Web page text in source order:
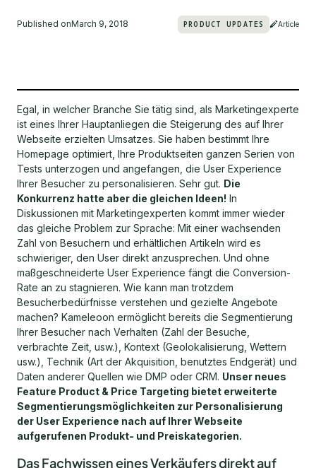
Published onMarch 9, 2018 PRODUCT UPDATES Article
Egal, in welcher Branche Sie tätig sind, als Marketingexperte
ist eines Ihrer Hauptanliegen die Steigerung des auf Ihrer
Webseite erzielten Umsatzes. Sie haben bestimmt Ihre
Homepage optimiert, Ihre Produktseiten ganzen Serien von
Tests unterzogen und angefangen, die User Experience
Ihrer Besucher zu personalisieren. Sehr gut. Die
Konkurrenz hatte aber die gleichen Ideen! In
Diskussionen mit Marketingexperten kommt immer wieder
das gleiche Problem zur Sprache: Mit einer wachsenden
Zahl von Besuchern und erhältlichen Artikeln wird es
schwieriger, den User direkt anzusprechen. Und ohne
maßgeschneiderte User Experience fängt die Conversion-
Rate an zu stagnieren. Wie kann man trotzdem
Besucherbedürfnisse verstehen und gezielte Angebote
machen? Kameleoon ermöglicht bereits die Segmentierung
Ihrer Besucher nach Verhalten (Zahl der Besuche,
verbrachte Zeit, usw.), Kontext (Geolokalisierung, Wettern
usw.), Technik (Art der Akquisition, benutztes Endgerät) und
Daten anderer Quellen wie DMP oder CRM. Unser neues
Feature Product & Price Targeting bietet erweiterte
Segmentierungsmöglichkeiten zur Personalisierung
der User Experience nach auf Ihrer Webseite
aufgerufenen Produkt- und Preiskategorien.
Das Fachwissen eines Verkäufers direkt auf